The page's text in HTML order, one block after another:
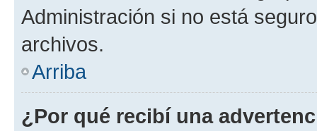
Administración si no está
archivos.
Arriba
¿Por qué recibí una